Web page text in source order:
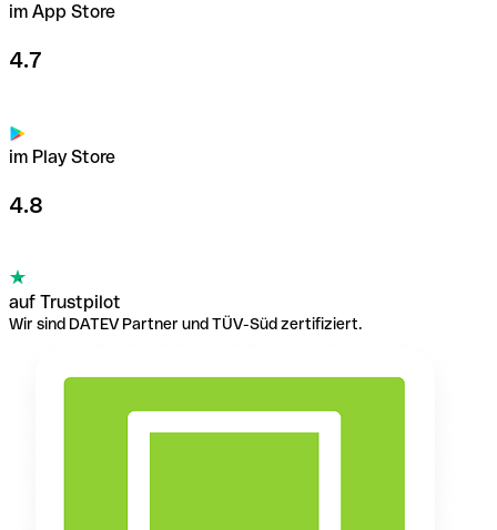
im App Store
4.7
im Play Store
4.8
auf Trustpilot
Wir sind DATEV Partner und TÜV-Süd zertifiziert.